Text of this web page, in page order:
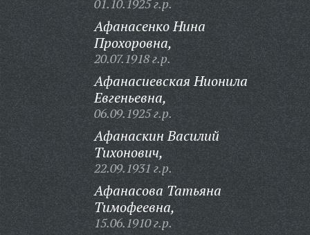
01.10.1925 г.р.
Афанасенко Нина
Прохоровна,
20.07.1918 г.р.
Афанасиевская Нионила
Евгеньевна,
06.09.1925 г.р.
Афанаскин Василий
Тихонович,
22.09.1931 г.р.
Афанасова Татьяна
Тимофеевна,
15.06.1910 г.р.